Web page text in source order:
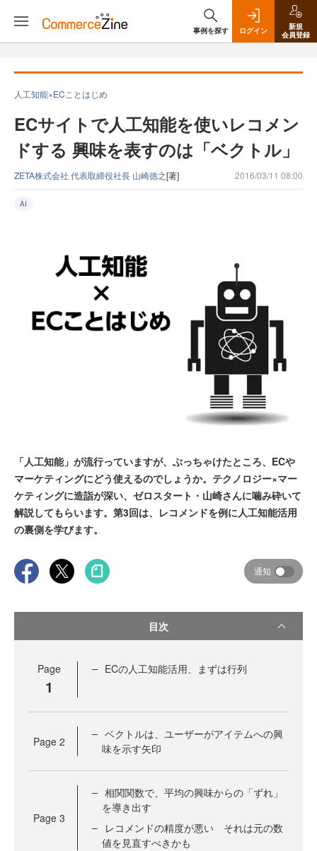
事例を探す ログイン
新規
会員登録
人工知能×ECことはじめ
ECサイトで人工知能を使いレコメン
ドする 興味を表すのは「ベクトル」
ZETA株式会社 代表取締役社長 山崎徳之[著] 2016/03/11 08:00
AI
「人工知能」が流行っていますが、ぶっちゃけたところ、ECや
マーケティングにどう使えるのでしょうか。テクノロジー×マー
ケティングに造詣が深い、ゼロスタート・山崎さんに噛み砕いて
解説してもらいます。第3回は、レコメンドを例に人工知能活用
の裏側を学びます。
通知
目次
Page
1
ECの人工知能活用、まずは行列
Page 2
ベクトルは、ユーザーがアイテムへの興
味を示す矢印
Page 3
相関関数で、平均の興味からの「ずれ」
を導き出す
レコメンドの精度が悪い それは元の数
値を見直すべきかも